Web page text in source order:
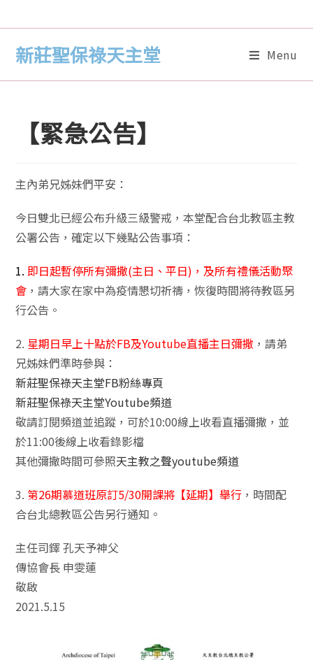
新莊聖保祿天主堂 Menu
【緊急公告】
主內弟兄姊妹們平安：
今日雙北已經公布升級三級警戒，本堂配合台北教區主教
公署公告，確定以下幾點公告事項：
1. 即日起暫停所有彌撒(主日、平日)，及所有禮儀活動聚
會 ，請大家在家中為疫情懇切祈禱，恢復時間將待教區另
行公告。
2. 星期日早上十點於FB及Youtube直播主日彌撒 ，請弟
兄姊妹們準時參與：
新莊聖保祿天主堂FB粉絲專頁
新莊聖保祿天主堂Youtube頻道
敬請訂閱頻道並追蹤，可於10:00線上收看直播彌撒，並
於11:00後線上收看錄影檔
其他彌撒時間可參照天主教之聲youtube頻道
3. 第26期慕道班原訂5/30開課將【延期】舉行 ，時間配
合台北總教區公告另行通知。
主任司鐸 孔天予神父
傳協會長 申雯蓮
敬啟
2021.5.15